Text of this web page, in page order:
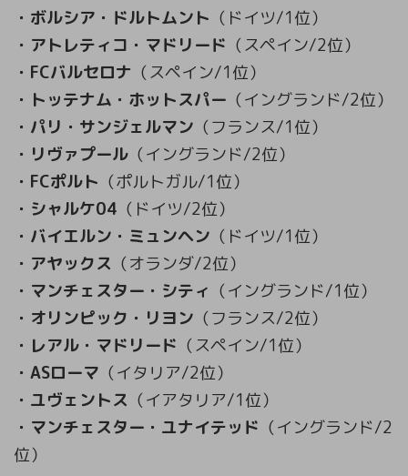
・ボルシア・ドルトムント （ドイツ/1位）
・アトレティコ・マドリード （スペイン/2位）
・FCバルセロナ （スペイン/1位）
・トッテナム・ホットスパー （イングランド/2位）
・パリ・サンジェルマン （フランス/1位）
・リヴァプール （イングランド/2位）
・FCポルト （ポルトガル/1位）
・シャルケ04 （ドイツ/2位）
・バイエルン・ミュンヘン （ドイツ/1位）
・アヤックス （オランダ/2位）
・マンチェスター・シティ （イングランド/1位）
・オリンピック・リヨン （フランス/2位）
・レアル・マドリード （スペイン/1位）
・ASローマ （イタリア/2位）
・ユヴェントス （イアタリア/1位）
・マンチェスター・ユナイテッド （イングランド/2
位）